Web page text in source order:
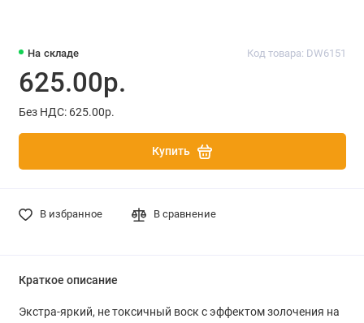
На складе Код товара: DW6151
625.00р.
Без НДС: 625.00р.
Купить
В избранное В сравнение
Краткое описание
Экстра-яркий, не токсичный воск с эффектом золочения на